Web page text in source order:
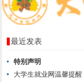
最近发表
特别声明 ​
大学生就业网温馨提醒